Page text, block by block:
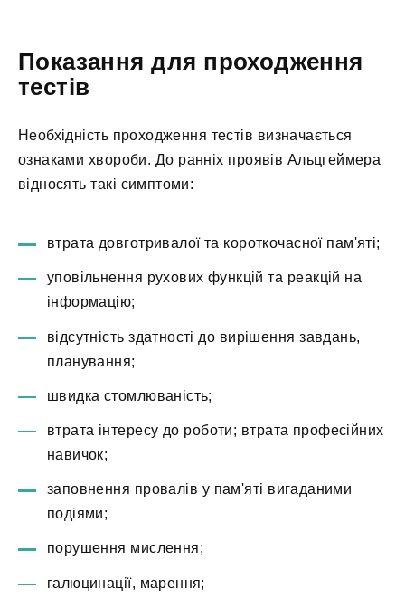
Показання для проходження
тестів
Необхідність проходження тестів визначається
ознаками хвороби. До ранніх проявів Альцгеймера
відносять такі симптоми:
втрата довготривалої та короткочасної пам'яті;
уповільнення рухових функцій та реакцій на
інформацію;
відсутність здатності до вирішення завдань,
планування;
швидка стомлюваність;
втрата інтересу до роботи; втрата професійних
навичок;
заповнення провалів у пам'яті вигаданими
подіями;
порушення мислення;
галюцинації, марення;